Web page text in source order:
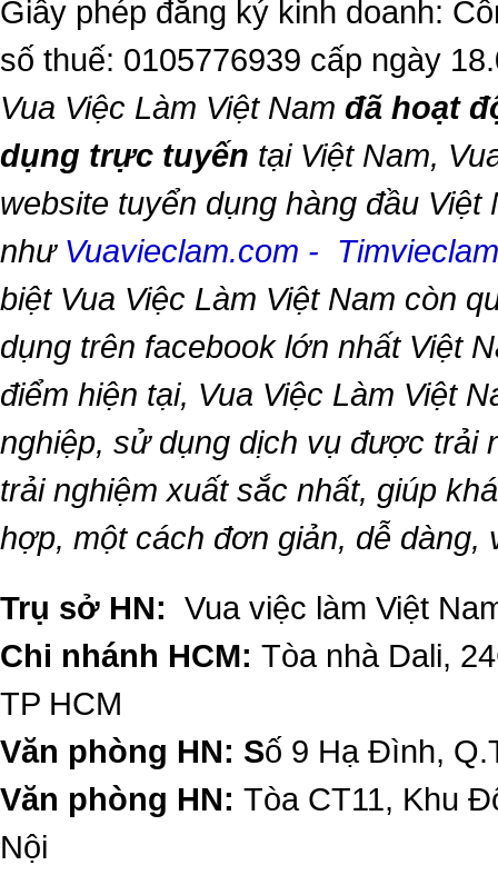
Giấy phép đăng ký kinh doanh:
số thuế: 0105776939 cấp ngày
Vua Việc Làm Việt Nam đã hoạt
dụng trực tuyến tại Việt Nam,
website tuyển dụng hàng đầu Việt
như Vuavieclam.com -
biệt Vua Việc Làm Việt Nam còn
dụng trên facebook lớn nhất Việt
điểm hiện tại, Vua Việc Làm Việt
nghiệp, sử dụng dịch vụ được trải
trải nghiệm xuất sắc nhất, giúp
hợp, một cách đơn giản, dễ dàng,
Trụ sở HN: Vua việc làm Việt
Chi nhánh HCM: Tòa nhà Dali,
TP HCM
Văn phòng HN: Số 9 Hạ Đình,
Văn phòng HN: Tòa CT11, Khu
Nội